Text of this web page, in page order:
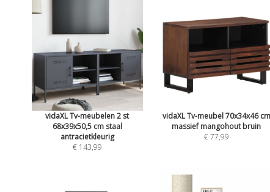
vidaXL Tv-meubelen 2 st
68x39x50,5 cm staal
antracietkleurig
€ 143,99
vidaXL Tv-meubel 70x34x46 cm
massief mangohout bruin
€ 77,99